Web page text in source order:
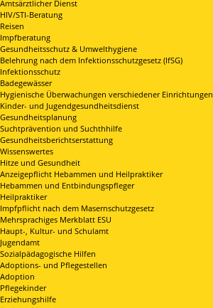
Amtsärztlicher Dienst
HIV/STI-Beratung
Reisen
Impfberatung
Gesundheitsschutz & Umwelthygiene
Belehrung nach dem Infektionsschutzgesetz (IfSG)
Infektionsschutz
Badegewässer
Hygienische Überwachungen verschiedener Einrichtungen
Kinder- und Jugendgesundheitsdienst
Gesundheitsplanung
Suchtprävention und Suchthhilfe
Gesundheitsberichtserstattung
Wissenswertes
Hitze und Gesundheit
Anzeigepflicht Hebammen und Heilpraktiker
Hebammen und Entbindungspfleger
Heilpraktiker
Impfpflicht nach dem Masernschutzgesetz
Mehrsprachiges Merkblatt ESU
Haupt-, Kultur- und Schulamt
Jugendamt
Sozialpädagogische Hilfen
Adoptions- und Pflegestellen
Adoption
Pflegekinder
Erziehungshilfe